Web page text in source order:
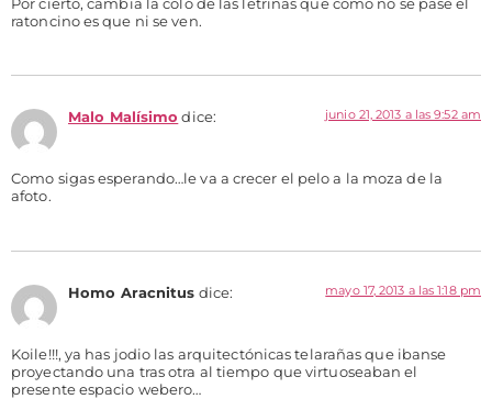
Por cierto, cambia la coló de las letrinas que como no se pase el
ratoncino es que ni se ven.
Malo Malísimo dice: junio 21, 2013 a las 9:52 am
Como sigas esperando…le va a crecer el pelo a la moza de la
afoto.
Homo Aracnitus dice: mayo 17, 2013 a las 1:18 pm
Koile!!!, ya has jodio las arquitectónicas telarañas que ibanse
proyectando una tras otra al tiempo que virtuoseaban el
presente espacio webero…